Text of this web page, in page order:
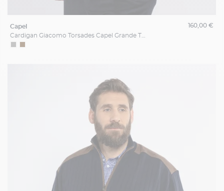
capel
160,00 €